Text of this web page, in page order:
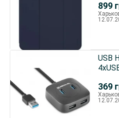
899
369
USB